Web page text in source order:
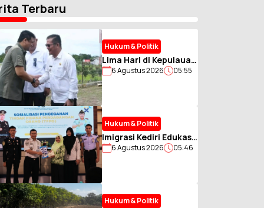
Terbaru
Hukum & Politik
Lima Hari di Kepulauan
Nias, Gubernur Sumut
6 Agustus 2026 05:55
Hukum & Politik
Imigrasi Kediri Edukasi
Pelajar SMKN 2
6 Agustus 2026 05:46
Hukum & Politik